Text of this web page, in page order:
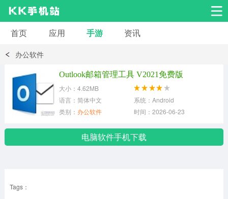
安卓应用
小说漫画
首页 应用 手游 资讯
办公软件
Outlook邮箱管理工具 V2021免费版
大小：4.62MB
语言：简体中文
系统：Android
类别： 办公软件 时间：2026-06-23
电脑软件手机下载
Tags：